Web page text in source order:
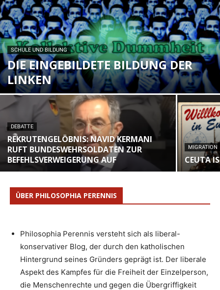
SCHULE UND BILDUNG
DIE EINGEBILDETE BILDUNG DER
LINKEN
DEBATTE
REKRUTENGELÖBNIS: NAVID KERMANI
RUFT BUNDESWEHRSOLDATEN ZUR
BEFEHLSVERWEIGERUNG AUF
MIGRATION
CEUTA
ÜBER PHILOSOPHIA PERENNIS
Philosophia Perennis versteht sich als liberal-
konservativer Blog, der durch den katholischen
Hintergrund seines Gründers geprägt ist. Der liberale
Aspekt des Kampfes für die Freiheit der Einzelperson,
die Menschenrechte und gegen die Übergriffigkeit